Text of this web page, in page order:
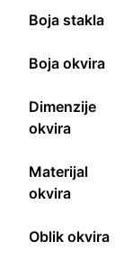
Boja stakla
Boja okvira
Dimenzije
okvira
Materijal
okvira
Oblik okvira